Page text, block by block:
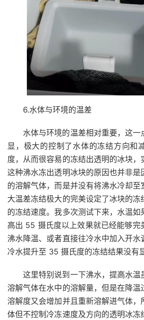
6.水体与环境的温差
水体与环境的温差相对重要，这一
显，极大的控制了水体的冻结方向和
度，从而很容易的冻结出透明的冰块，
这种沸水冻出透明冰块的原因也并非是
的溶解气体，而是并没有将沸水冷却至
大温差冻结极大的完美设定了冰块的
的冻结速度。我多次测试下来，水温如
高出 55 摄氏度以上效果就已经能够完
沸水降温、或者直接往冷水中加入开水
冷水提升至 35 摄氏度的冻结结果没有
这里特别说到一下沸水，提高水温
溶解气体在水中的溶解量，但是在降温
溶解度又会增加并且重新溶解进气体，
体但不控制冷冻速度及方向的透明冰冻